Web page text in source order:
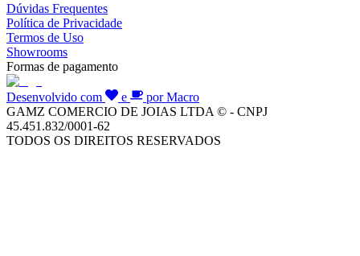
Dúvidas Frequentes
Política de Privacidade
Termos de Uso
Showrooms
Formas de pagamento
Desenvolvido com e
por Macro
GAMZ COMERCIO DE JOIAS LTDA © - CNPJ
45.451.832/0001-62
TODOS OS DIREITOS RESERVADOS